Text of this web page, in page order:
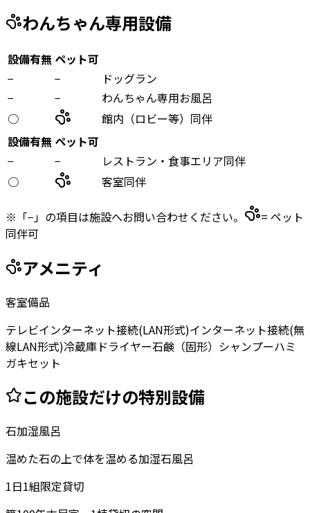
わんちゃん専用設備
設備有無 ペット可
−
−
ドッグラン
−
−
わんちゃん専用お風呂
○
館内（ロビー等）同伴
設備有無 ペット可
−
−
レストラン・食事エリア同伴
○
客室同伴
※「−」の項目は施設へお問い合わせください。
= ペット
同伴可
アメニティ
客室備品
テレビインターネット接続(LAN形式)インターネット接続(無
線LAN形式)冷蔵庫ドライヤー石鹸（固形） シャンプーハミ
ガキセット
この施設だけの特別設備
石加湿風呂
温めた石の上で体を温める加湿石風呂
1日1組限定貸切